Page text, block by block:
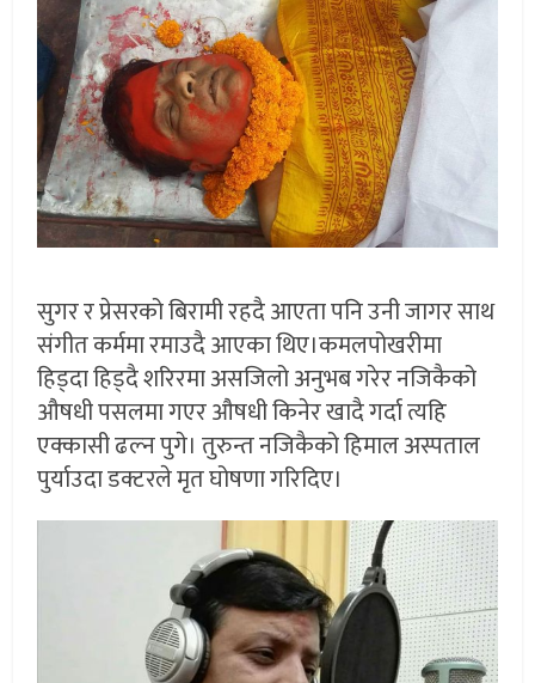
सुगर र प्रेसरको बिरामी रहदै आएता पनि उनी जागर साथ
संगीत कर्ममा रमाउदै आएका थिए।कमलपोखरीमा
हिड्दा हिड्दै शरिरमा असजिलो अनुभब गरेर नजिकैको
औषधी पसलमा गएर औषधी किनेर खादै गर्दा त्यहि
एक्कासी ढल्न पुगे। तुरुन्त नजिकैको हिमाल अस्पताल
पुर्याउदा डक्टरले मृत घोषणा गरिदिए।